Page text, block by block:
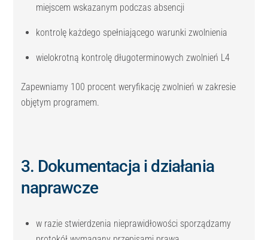
miejscem wskazanym podczas absencji
kontrolę każdego spełniającego warunki zwolnienia
wielokrotną kontrolę długoterminowych zwolnień L4
Zapewniamy 100 procent weryfikację zwolnień w zakresie
objętym programem.
3. Dokumentacja i działania
naprawcze
w razie stwierdzenia nieprawidłowości sporządzamy